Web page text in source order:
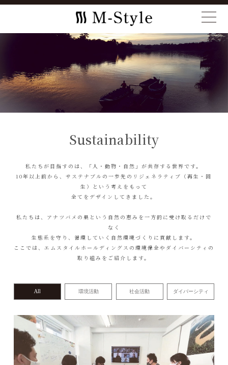
Sustainability
私たちが目指すのは、「人・動物・自然」が共存する世界です。
10年以上前から、サステナブルの一歩先のリジェネラティブ（再生・回
生）という考えをもって
全てをデザインしてきました。
私たちは、アナツバメの巣という自然の恵みを一方的に受け取るだけで
なく
生態系を守り、循環していく自然環境づくりに貢献します。
ここでは、エムスタイルホールディングスの環境保全やダイバーシティの
取り組みをご紹介します。
All 環境活動 社会活動 ダイバーシティ